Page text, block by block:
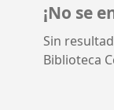
¡No se
Sin
Biblioteca